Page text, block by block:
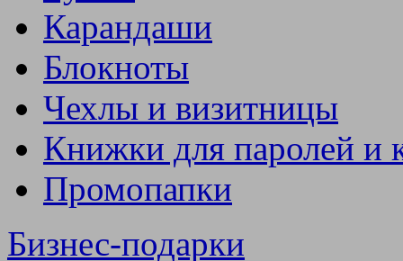
Карандаши
Блокноты
Чехлы и визитницы
Книжки для паролей и
Промопапки
Бизнес-подарки